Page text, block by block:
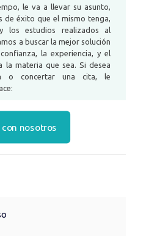
le va a llevar su asunto,
de éxito que el mismo tenga,
los estudios realizados al
a buscar la mejor solución
la experiencia, y el
la materia que sea. Si desea
o concertar una cita, le
nosotros